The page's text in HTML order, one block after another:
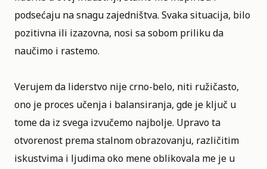
podsećaju na snagu zajedništva. Svaka situacija, bilo
pozitivna ili izazovna, nosi sa sobom priliku da
naučimo i rastemo.
Verujem da liderstvo nije crno-belo, niti ružičasto,
ono je proces učenja i balansiranja, gde je ključ u
tome da iz svega izvučemo najbolje. Upravo ta
otvorenost prema stalnom obrazovanju, različitim
iskustvima i ljudima oko mene oblikovala me je u